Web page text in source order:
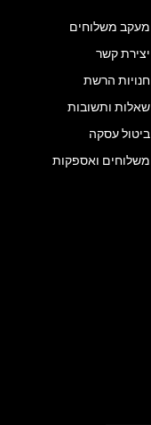
מעקב משלוחים
יצירת קשר
חנויות הרשת
שאלות ותשובות
ביטול עסקה
משלוחים ואספקות